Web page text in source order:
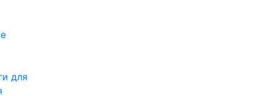
для